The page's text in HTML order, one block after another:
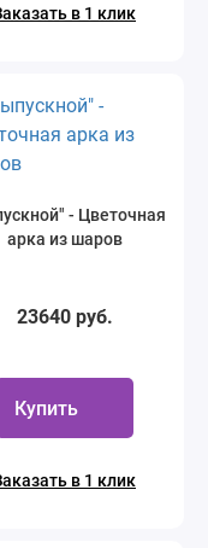
в 1 клик
- Цветочная
арка из шаров
23640 руб.
Купить
в 1 клик